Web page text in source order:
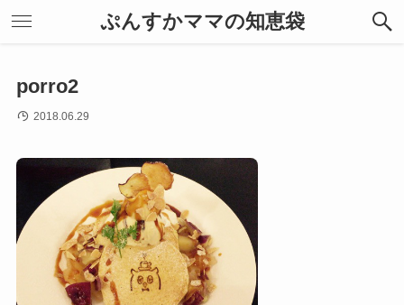
ぷんすかママの知恵袋
porro2
2018.06.29